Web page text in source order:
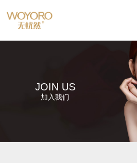
JOIN US
加入我们